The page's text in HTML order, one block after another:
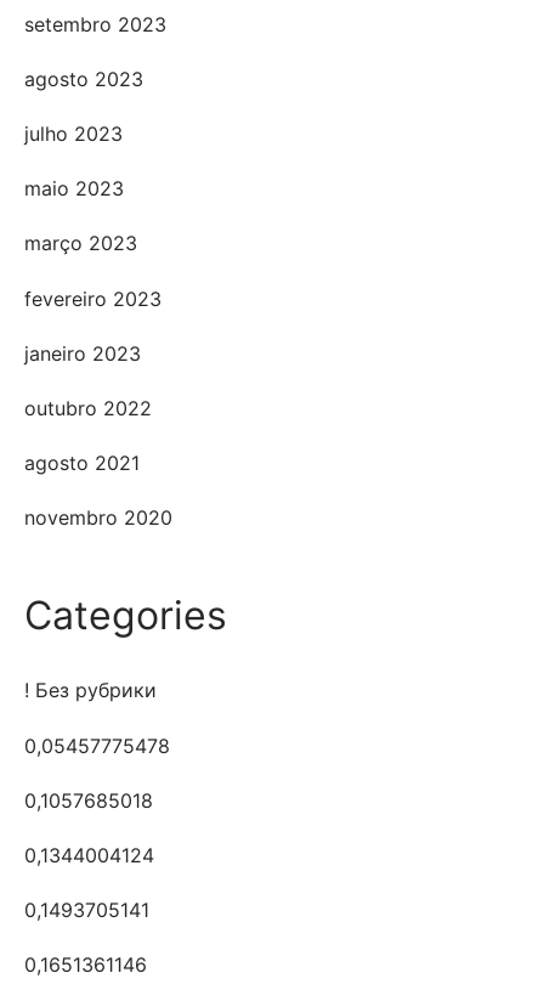
setembro 2023
agosto 2023
julho 2023
maio 2023
março 2023
fevereiro 2023
janeiro 2023
outubro 2022
agosto 2021
novembro 2020
Categories
! Без рубрики
0,05457775478
0,1057685018
0,1344004124
0,1493705141
0,1651361146